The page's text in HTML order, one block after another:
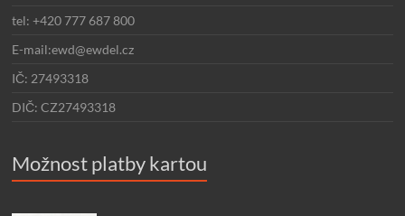
tel: +420 777 687 800
E-mail:ewd@ewdel.cz
IČ: 27493318
DIČ: CZ27493318
Možnost platby kartou